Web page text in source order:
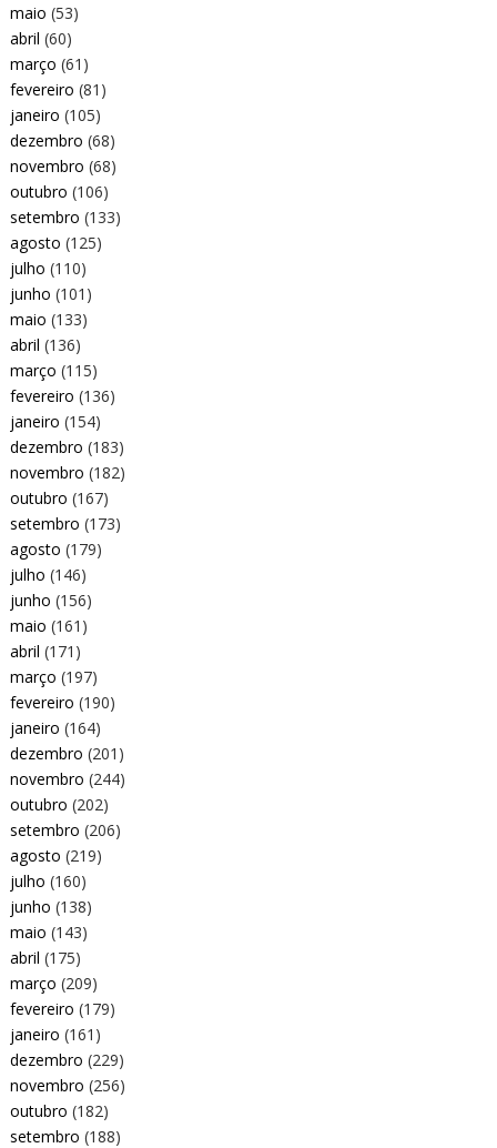
maio (53)
abril (60)
março (61)
fevereiro (81)
janeiro (105)
dezembro (68)
novembro (68)
outubro (106)
setembro (133)
agosto (125)
julho (110)
junho (101)
maio (133)
abril (136)
março (115)
fevereiro (136)
janeiro (154)
dezembro (183)
novembro (182)
outubro (167)
setembro (173)
agosto (179)
julho (146)
junho (156)
maio (161)
abril (171)
março (197)
fevereiro (190)
janeiro (164)
dezembro (201)
novembro (244)
outubro (202)
setembro (206)
agosto (219)
julho (160)
junho (138)
maio (143)
abril (175)
março (209)
fevereiro (179)
janeiro (161)
dezembro (229)
novembro (256)
outubro (182)
setembro (188)